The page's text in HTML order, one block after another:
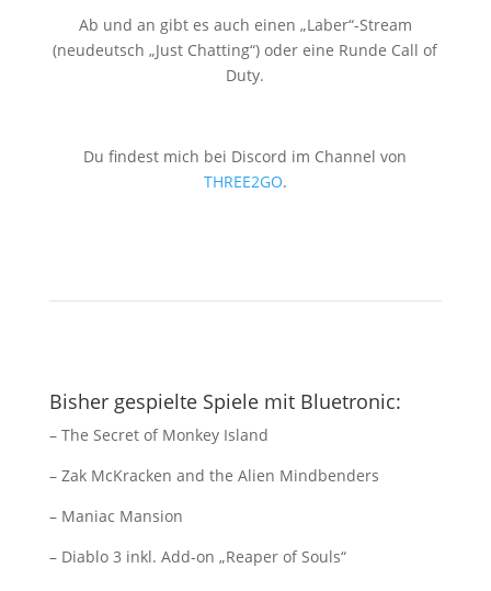
Ab und an gibt es auch einen „Laber“-Stream
(neudeutsch „Just Chatting“) oder eine Runde Call of
Duty.
Du findest mich bei Discord im Channel von
THREE2GO.
Bisher gespielte Spiele mit Bluetronic:
– The Secret of Monkey Island
– Zak McKracken and the Alien Mindbenders
– Maniac Mansion
– Diablo 3 inkl. Add-on „Reaper of Souls“